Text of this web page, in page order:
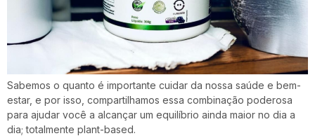
Sabemos o quanto é importante cuidar da nossa saúde e bem-
estar, e por isso, compartilhamos essa combinação poderosa
para ajudar você a alcançar um equilíbrio ainda maior no dia a
dia; totalmente plant-based.